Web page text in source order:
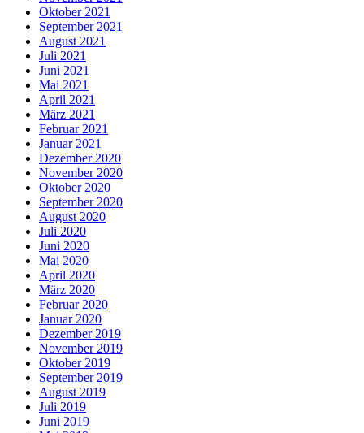
Oktober 2021
September 2021
August 2021
Juli 2021
Juni 2021
Mai 2021
April 2021
März 2021
Februar 2021
Januar 2021
Dezember 2020
November 2020
Oktober 2020
September 2020
August 2020
Juli 2020
Juni 2020
Mai 2020
April 2020
März 2020
Februar 2020
Januar 2020
Dezember 2019
November 2019
Oktober 2019
September 2019
August 2019
Juli 2019
Juni 2019